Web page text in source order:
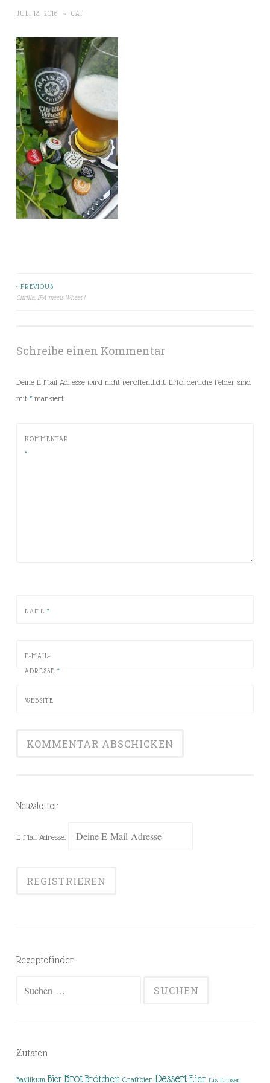
JULI 13, 2016 ~ CAT
Beitragsnavigation
< PREVIOUS
Citrilla, IPA meets Wheat !
Schreibe einen Kommentar
Deine E-Mail-Adresse wird nicht veröffentlicht. Erforderliche Felder sind
mit *markiert
KOMMENTAR
*
NAME *
E-MAIL-
ADRESSE *
WEBSITE
Newsletter
E-Mail-Adresse:
Rezeptefinder
Zutaten
Basilikum Bier Brot Brötchen Craftbier Dessert Eier Eis Erbsen